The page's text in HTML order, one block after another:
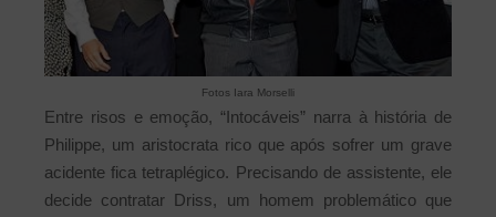
Fotos Iara Morselli
Entre risos e emoção, “Intocáveis” narra à história de
Philippe, um aristocrata rico que após sofrer um grave
acidente fica tetraplégico. Precisando de assistente, ele
decide contratar Driss, um homem problemático que